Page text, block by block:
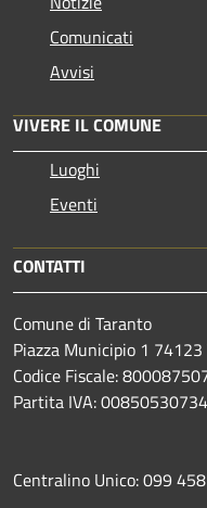
Comunicati
Avvisi
VIVERE IL COMUNE
Luoghi
Eventi
CONTATTI
Comune di Taranto
Piazza Municipio 1
Codice Fiscale:
Partita IVA: 00850530734
Centralino Unico: 099